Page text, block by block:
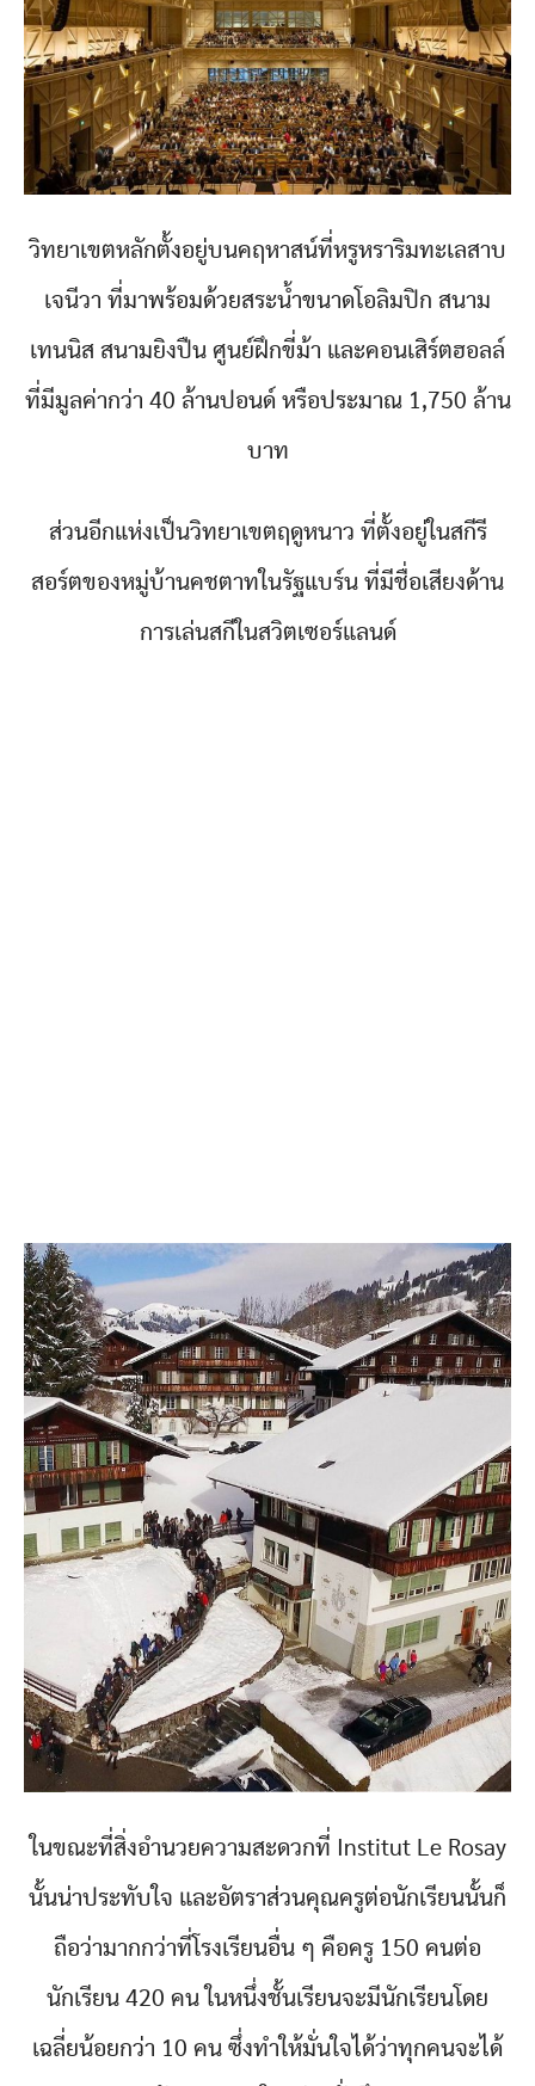
วิทยาเขตหลักตั้งอยู่บนคฤหาสน์ที่หรูหราริมทะเลสาบ
เจนีวา ที่มาพร้อมด้วยสระน้ำขนาดโอลิมปิก สนาม
เทนนิส สนามยิงปืน ศูนย์ฝึกขี่ม้า และคอนเสิร์ตฮอลล์
ที่มีมูลค่ากว่า 40 ล้านปอนด์ หรือประมาณ 1,750 ล้าน
บาท
ส่วนอีกแห่งเป็นวิทยาเขตฤดูหนาว ที่ตั้งอยู่ในสกีรี
สอร์ตของหมู่บ้านคชตาทในรัฐแบร์น ที่มีชื่อเสียงด้าน
การเล่นสกีในสวิตเซอร์แลนด์
ในขณะที่สิ่งอำนวยความสะดวกที่ Institut Le Rosay
นั้นน่าประทับใจ และอัตราส่วนคุณครูต่อนักเรียนนั้นก็
ถือว่ามากกว่าที่โรงเรียนอื่น ๆ คือครู 150 คนต่อ
นักเรียน 420 คน ในหนึ่งชั้นเรียนจะมีนักเรียนโดย
เฉลี่ยน้อยกว่า 10 คน ซึ่งทำให้มั่นใจได้ว่าทุกคนจะได้